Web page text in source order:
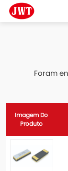
Foram
Imagem Do
Produto